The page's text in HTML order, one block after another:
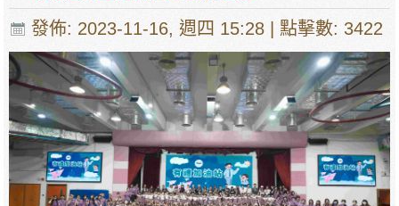
發佈: 2023-11-16, 週四 15:28 | 點擊數: 3422